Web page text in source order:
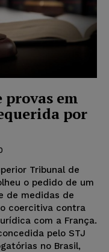
provas em
por
Tribunal de
o pedido de um
de medidas de
coercitiva contra
com a França.
pelo STJ
no Brasil,